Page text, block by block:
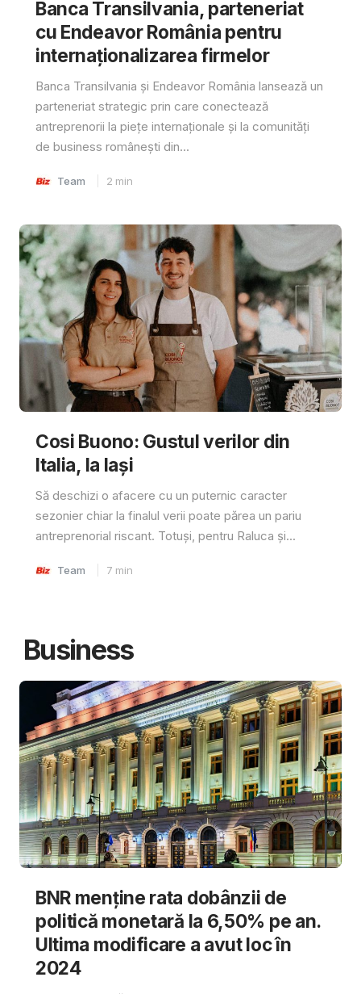
Banca Transilvania, parteneriat
cu Endeavor România pentru
internaționalizarea firmelor
Banca Transilvania și Endeavor România lansează un
parteneriat strategic prin care conectează
antreprenorii la piețe internaționale și la comunități
de business românești din...
Team 2 min
Cosi Buono: Gustul verilor din
Italia, la Iași
Să deschizi o afacere cu un puternic caracter
sezonier chiar la finalul verii poate părea un pariu
antreprenorial riscant. Totuși, pentru Raluca și...
Team 7 min
Business
BNR menține rata dobânzii de
politică monetară la 6,50% pe an.
Ultima modificare a avut loc în
2024